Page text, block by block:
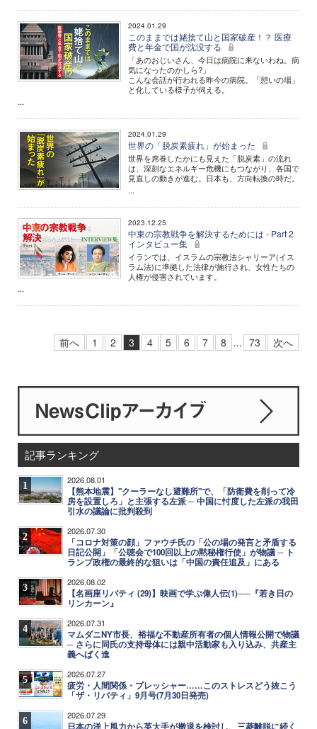
2024.01.29
このままでは姥捨て山と国家破産！？ 医療
費と年金で国が沈没する
「あのおじいさん、今日は病院に来ないわね。病
気になったのかしら?」
こんな会話が行われる昨今の病院。「憩いの場」
と化している様子が伺える。
...
2024.01.29
世界の「脱炭素疲れ」が始まった
世界を席巻したかにも見えた「脱炭素」の流れ
は、深刻なエネルギー危機にもつながり、各国で
見直しの動きが進む。日本も、方向転換の時だ。
...
2023.12.25
中東の宗教戦争を解決するためには - Part 2
インタビュー集
イランでは、イスラムの宗教法シャリーア(イス
ラム法)に準拠した法律が施行され、女性たちの
人権が侵害されています。
...
前へ 1 2 3 4 5 6 7 8 ... 73 次へ
記事ランキング
1 2026.08.01
【熊本地震】"クーラーなし避難所"で、「防衛費を削って冷
房を設置しろ」と主張する左派 ─ 中国に忖度した左派の我田
引水の議論に批判殺到
2 2026.07.30
「コロナ対策の顔」ファウチ氏の「公の場の発言と矛盾する
日記公開」「公聴会で100回以上の黙秘権行使」が物議 ─ ト
ランプ政権の最終的な狙いは「中国の責任追及」にある
3 2026.08.02
【名画座リバティ (29)】映画で学ぶ偉人伝(1)──『若き日の
リンカーン』
4 2026.07.31
マムダニNY市長、裕福な不動産所有者の個人情報公開で物議
─ さらに同氏の支持母体には親中活動家も入り込み、共産主
義へばく進
5 2026.07.27
疲労・人間関係・プレッシャー……このストレスどう抜こう
「ザ・リバティ」9月号(7月30日発売)
6 2026.07.29
日本の洋上風力から英大手が撤退を検討し、三菱離脱に続く